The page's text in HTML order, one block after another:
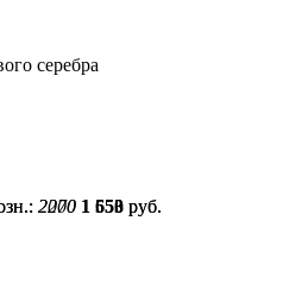
2070 1 553 руб.
2200 1 650 руб.
серебра